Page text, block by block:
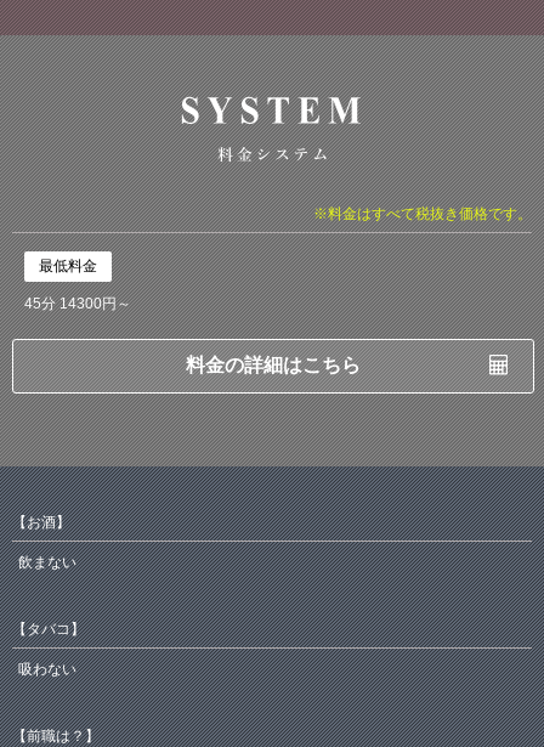
※料金はすべて税抜き価格です。
最低料金
45分 14300円～
料金の詳細はこちら
【お酒】
飲まない
【タバコ】
吸わない
【前職は？】